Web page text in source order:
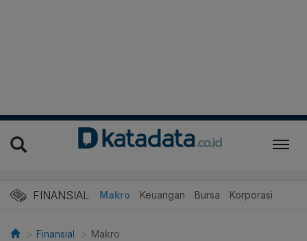
FINANSIAL Makro Keuangan Bursa Korporasi
Finansial Makro